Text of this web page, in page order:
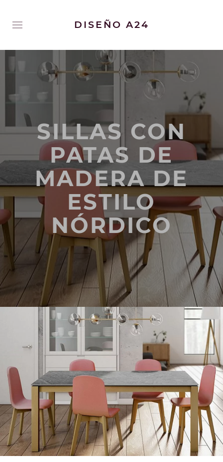
DISEÑO A24
SILLAS CON
PATAS DE
MADERA DE
ESTILO
NÓRDICO